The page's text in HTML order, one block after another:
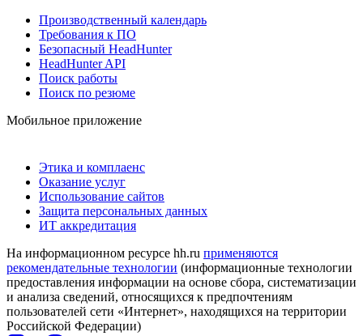
Производственный календарь
Требования к ПО
Безопасный HeadHunter
HeadHunter API
Поиск работы
Поиск по резюме
Мобильное приложение
Этика и комплаенс
Оказание услуг
Использование сайтов
Защита персональных данных
ИТ аккредитация
На информационном ресурсе hh.ru применяются
рекомендательные технологии (информационные технологии
предоставления информации на основе сбора, систематизации
и анализа сведений, относящихся к предпочтениям
пользователей сети «Интернет», находящихся на территории
Российской Федерации)